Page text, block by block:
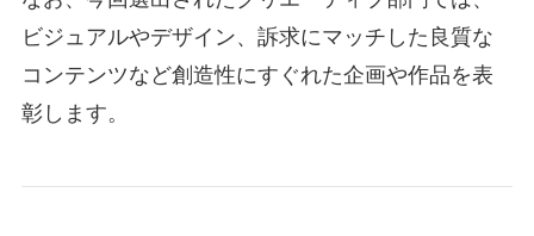
ビジュアルやデザイン、訴求にマッチした良質な
コンテンツなど創造性にすぐれた企画や作品を表
彰します。